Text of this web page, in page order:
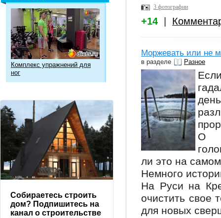
3 фотографии
+14
Моржевать или не
в разделе Разное
О
ли это на
Немного
На Руси на
очистить свое
для новых
Комплекс упражнений для
ног
Собираетесь строить
дом? Подпишитесь на
канал о строительстве